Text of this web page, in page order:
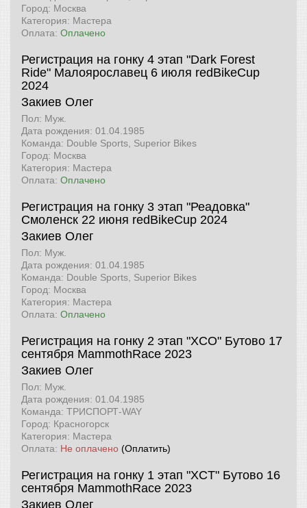
Город: Москва
Категория: Мастера
Оплата: Оплачено
Регистрация на гонку 4 этап "Dark Forest
Ride" Малоярославец 6 июля redBikeCup
2024
Закиев Олег
Пол: Муж.
Дата рождения: 01.04.1985
Команда: Double Sports, Superior Bikes
Город: Москва
Категория: Мастера
Оплата: Оплачено
Регистрация на гонку 3 этап "Реадовка"
Смоленск 22 июня redBikeCup 2024
Закиев Олег
Пол: Муж.
Дата рождения: 01.04.1985
Команда: Double Sports, Superior Bikes
Город: Москва
Категория: Мастера
Оплата: Оплачено
Регистрация на гонку 2 этап "XCO" Бутово 17
сентября MammothRace 2023
Закиев Олег
Пол: Муж.
Дата рождения: 01.04.1985
Команда: ТРИСПОРТ-WAY
Город: Красногорск
Категория: Мастера
Оплата: Не оплачено (Оплатить)
Регистрация на гонку 1 этап "XCT" Бутово 16
сентября MammothRace 2023
Закиев Олег